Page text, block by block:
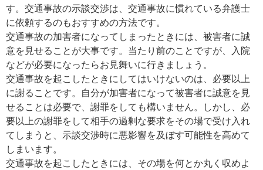
す。交通事故の示談交渉は、交通事故に慣れている弁護士
に依頼するのもおすすめの方法です。
交通事故の加害者になってしまったときには、被害者に誠
意を見せることが大事です。当たり前のことですが、入院
などが必要になったらお見舞いに行きましょう。
交通事故を起こしたときにしてはいけないのは、必要以上
に謝ることです。自分が加害者になって被害者に誠意を見
せることは必要で、謝罪をしても構いません。しかし、必
要以上の謝罪をして相手の過剰な要求をその場で受け入れ
てしまうと、示談交渉時に悪影響を及ぼす可能性を高めて
しまいます。
交通事故を起こしたときには、その場を何とか丸く収めよ